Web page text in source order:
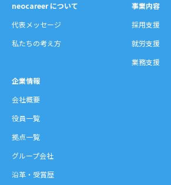
neocareer について
代表メッセージ
私たちの考え方
事業内容
採用支援
就労支援
業務支援
企業情報
会社概要
役員一覧
拠点一覧
グループ会社
沿革・受賞歴